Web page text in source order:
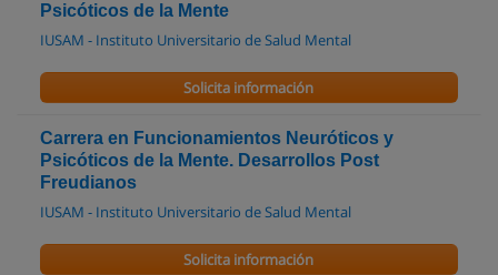
Psicóticos de la Mente
IUSAM - Instituto Universitario de Salud Mental
Solicita información
Carrera en Funcionamientos Neuróticos y
Psicóticos de la Mente. Desarrollos Post
Freudianos
IUSAM - Instituto Universitario de Salud Mental
Solicita información